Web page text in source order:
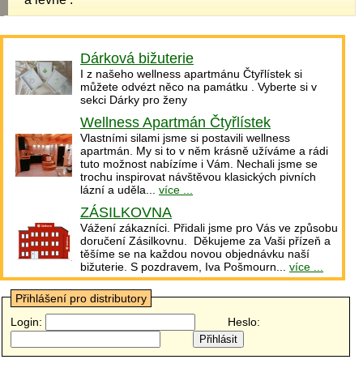
Dárková bižuterie
I z našeho wellness apartmánu Čtyřlístek si
můžete odvézt něco na památku . Vyberte si v
sekci Dárky pro ženy
Wellness Apartmán Čtyřlístek
Vlastními silami jsme si postavili wellness
apartmán. My si to v něm krásně užíváme a rádi
tuto možnost nabízíme i Vám. Nechali jsme se
trochu inspirovat návštěvou klasických pivních
lázní a uděla... více ...
ZÁSILKOVNA
Vážení zákazníci. Přidali jsme pro Vás ve způsobu
doručení Zásilkovnu. Děkujeme za Vaši přízeň a
těšíme se na každou novou objednávku naší
bižuterie. S pozdravem, Iva Pošmourn... více ...
Přihlášení pro distributory
Login:
Heslo: